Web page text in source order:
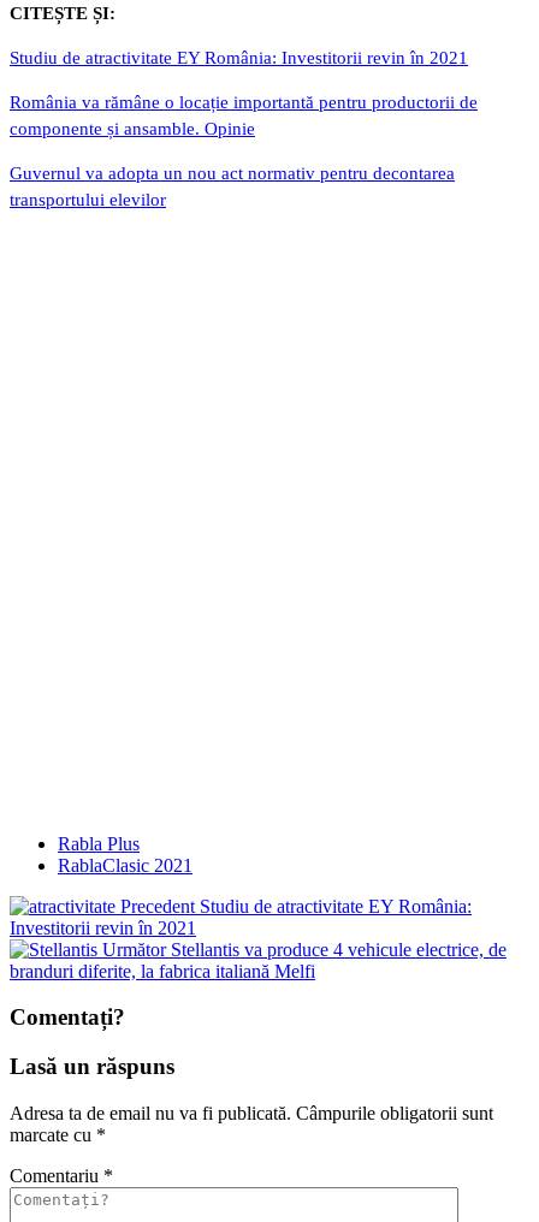
CITEȘTE ȘI:
Studiu de atractivitate EY România: Investitorii revin în 2021
România va rămâne o locație importantă pentru productorii de
componente și ansamble. Opinie
Guvernul va adopta un nou act normativ pentru decontarea
transportului elevilor
Rabla Plus
RablaClasic 2021
Precedent Studiu de atractivitate EY România:
Investitorii revin în 2021
Următor Stellantis va produce 4 vehicule electrice, de
branduri diferite, la fabrica italiană Melfi
Comentați?
Lasă un răspuns
Adresa ta de email nu va fi publicată. Câmpurile obligatorii sunt
marcate cu *
Comentariu *